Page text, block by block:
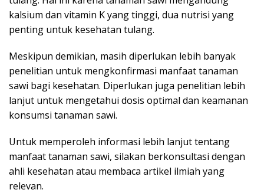
kalsium dan vitamin K yang tinggi, dua nutrisi yang
penting untuk kesehatan tulang.
Meskipun demikian, masih diperlukan lebih banyak
penelitian untuk mengkonfirmasi manfaat tanaman
sawi bagi kesehatan. Diperlukan juga penelitian lebih
lanjut untuk mengetahui dosis optimal dan keamanan
konsumsi tanaman sawi.
Untuk memperoleh informasi lebih lanjut tentang
manfaat tanaman sawi, silakan berkonsultasi dengan
ahli kesehatan atau membaca artikel ilmiah yang
relevan.